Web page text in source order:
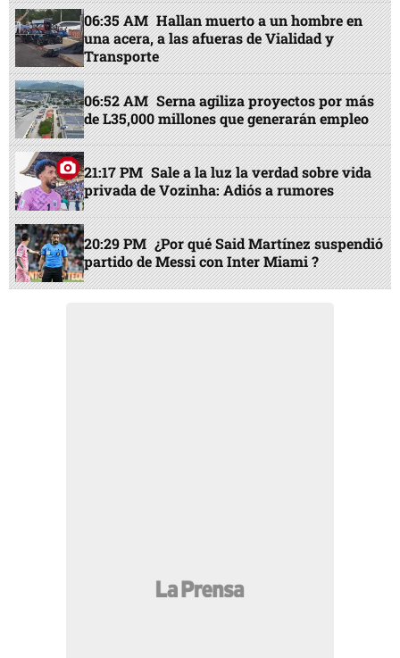
06:35 AM Hallan muerto a un hombre en
una acera, a las afueras de Vialidad y
Transporte
06:52 AM Serna agiliza proyectos por más
de L35,000 millones que generarán empleo
21:17 PM Sale a la luz la verdad sobre vida
privada de Vozinha: Adiós a rumores
20:29 PM ¿Por qué Said Martínez suspendió
partido de Messi con Inter Miami ?